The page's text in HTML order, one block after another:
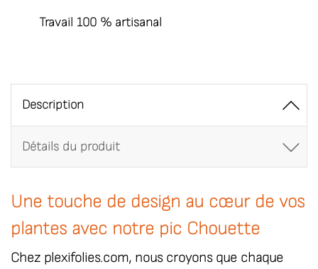
Travail 100 % artisanal
Description
Détails du produit
Une touche de design au cœur de vos
plantes avec notre pic Chouette
Chez plexifolies.com, nous croyons que chaque